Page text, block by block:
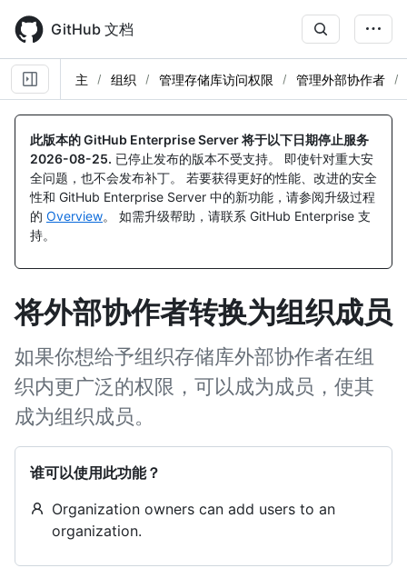
main
content
GitHub 文档
主 组织 管理存储库访问权限 管理外部协作者
此版本的 GitHub Enterprise Server 将于以下日期停止服务
2026-08-25. 已停止发布的版本不受支持。 即使针对重大安
全问题，也不会发布补丁。 若要获得更好的性能、改进的安全
性和 GitHub Enterprise Server 中的新功能，请参阅升级过程
的 Overview。 如需升级帮助，请联系 GitHub Enterprise 支
持。
将外部协作者转换为组织成员
如果你想给予组织存储库外部协作者在组
织内更广泛的权限，可以成为成员，使其
成为组织成员。
谁可以使用此功能？
Organization owners can add users to an
organization.